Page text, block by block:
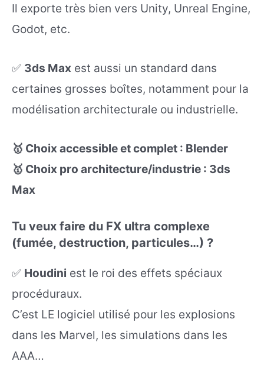
Il exporte très bien vers Unity, Unreal Engine,
Godot, etc.
✅ 3ds Max est aussi un standard dans
certaines grosses boîtes, notamment pour la
modélisation architecturale ou industrielle.
🥇 Choix accessible et complet : Blender
🥇 Choix pro architecture/industrie : 3ds
Max
Tu veux faire du FX ultra complexe
(fumée, destruction, particules…) ?
✅ Houdini est le roi des effets spéciaux
procéduraux.
C’est LE logiciel utilisé pour les explosions
dans les Marvel, les simulations dans les
AAA…